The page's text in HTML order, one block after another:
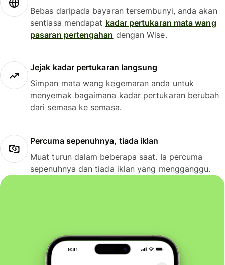
Bebas daripada bayaran tersembunyi, anda akan
sentiasa mendapat kadar pertukaran mata wang
pasaran pertengahan dengan Wise.
Jejak kadar pertukaran langsung
Simpan mata wang kegemaran anda untuk
menyemak bagaimana kadar pertukaran berubah
dari semasa ke semasa.
Percuma sepenuhnya, tiada iklan
Muat turun dalam beberapa saat. Ia percuma
sepenuhnya dan tiada iklan yang mengganggu.